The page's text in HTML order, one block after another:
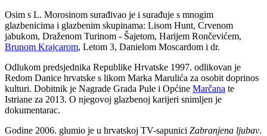
Osim s L. Morosinom surađivao je i surađuje s mnogim
glazbenicima i glazbenim skupinama: Lisom Hunt, Crvenom
jabukom, Draženom Turinom - Šajetom, Harijem Rončevićem,
Brunom Krajcarom, Letom 3, Danielom Moscardom i dr.
Odlukom predsjednika Republike Hrvatske 1997. odlikovan je
Redom Danice hrvatske s likom Marka Marulića za osobit doprinos
kulturi. Dobitnik je Nagrade Grada Pule i Općine Marčana te
Istriane za 2013. O njegovoj glazbenoj karijeri snimljen je
dokumentarac.
Godine 2006. glumio je u hrvatskoj TV-sapunici Zabranjena ljubav.